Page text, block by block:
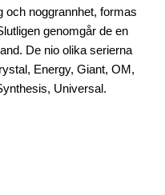
och noggrannhet, formas
genomgår de en
De nio olika serierna
Energy, Giant, OM,
Universal.